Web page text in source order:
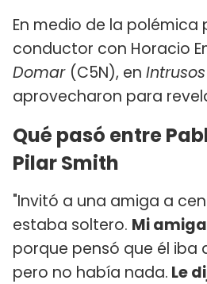
En medio de la polémica
conductor con Horacio
Domar (C5N), en Intrusos
aprovecharon para
Qué pasó entre
Pilar Smith
"Invitó a una amiga a
estaba soltero. Mi
porque pensó que él iba
pero no había nada. Le